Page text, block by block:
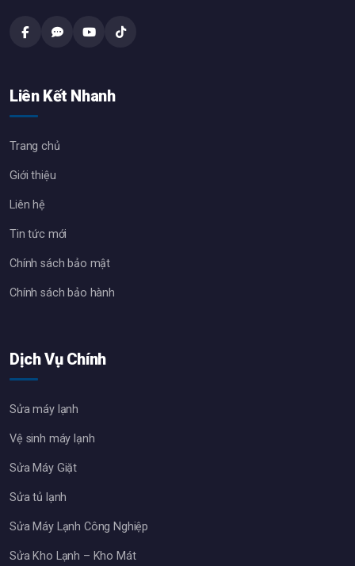
Liên Kết Nhanh
Trang chủ
Giới thiệu
Liên hệ
Tin tức mới
Chính sách bảo mật
Chính sách bảo hành
Dịch Vụ Chính
Sửa máy lạnh
Vệ sinh máy lạnh
Sửa Máy Giặt
Sửa tủ lạnh
Sửa Máy Lạnh Công Nghiệp
Sửa Kho Lạnh – Kho Mát